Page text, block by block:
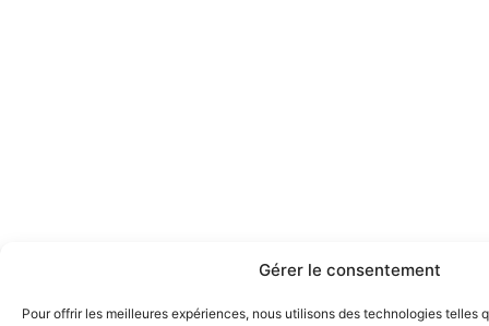
Gérer le consentement
Pour offrir les meilleures expériences, nous utilisons des technologies telles